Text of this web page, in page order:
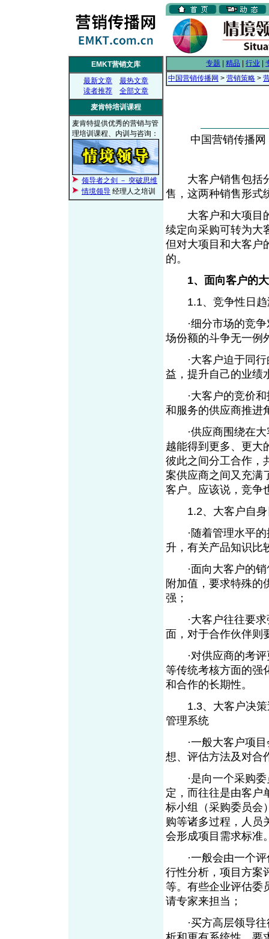
EMKT营销文库
最新文章
最热文章
读者推荐
全部文章
麦肯特培训课程
麦肯特提供优秀的营销与管
理培训课程、内训与咨询：
领导者之剑 － 突破思维
情境领导 经理人之培训
专题 精品 行业
中国营销传播网 > 营销策略 >
中国营销传播
大客户销售包括分
售，这两种销售形式
大客户和大项目的
续定向采购可转为大
但对大项目和大客户
的。
1、面向客户的
1.1、竞争性日趋
·细分市场的竞争
场份额的斗争无一例
·大客户迫于同行
益，提升自己的业绩
·大客户的竞价和
和服务的供应商推进
·供应商围绕在大
越能得到更多、更大
彼此之间分工合作，
案供应商之间又充满
客户。应该说，竞争
1.2、大客户自身
·随着管理水平的
升，有关产品知识比
·面向大客户的销
附加值，要求特殊的
强；
·大客户往往要求
面，对于合作伙伴则
·对供应商的考评
等传统考核方面的强
和合作的长期性。
1.3、大客户决策
管理系统
·一般大客户项目
想、评估方法及对合
·是向一个采购委
定，而往往是由客户
标小组（采购委员会
购等诸多过程，人员
会形成项目需求标准
·一般会由一个评
行性分析，项目方案
等。有些企业评估委
请专家来担当；
·买方高层领导往